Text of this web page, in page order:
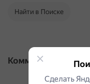
Найти в Поиске
Комментарии
Сделать